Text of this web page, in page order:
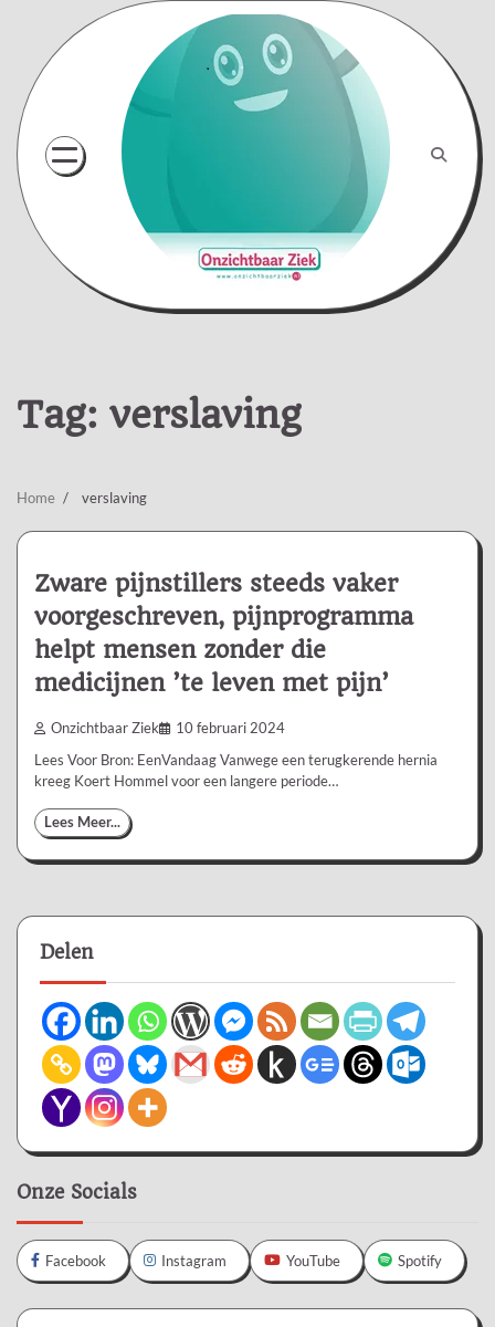
content
Tag: verslaving
Home verslaving
Zware pijnstillers steeds vaker
voorgeschreven, pijnprogramma
helpt mensen zonder die
medicijnen ’te leven met pijn’
Onzichtbaar Ziek 10 februari 2024
Lees Voor Bron: EenVandaag Vanwege een terugkerende hernia
kreeg Koert Hommel voor een langere periode…
Lees Meer...
Delen
Onze Socials
Facebook Instagram YouTube Spotify